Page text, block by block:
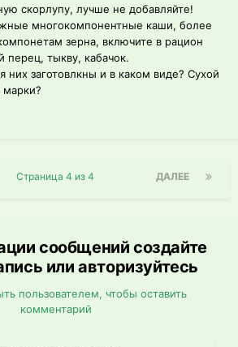
скорлупу, лучше не добавляйте!
многокомпонентные каши, более
зерна, включите в рацион
перец, тыкву, кабачок.
них заготовлкны и в каком виде? Сухой
марки?
ДАЛЕЕ
Страница 4 из 4
сообщений создайте
или авторизуйтесь
пользователем, чтобы оставить
комментарий